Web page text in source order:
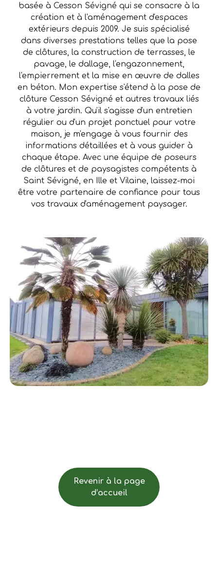
basée à Cesson Sévigné qui se consacre à la
création et à l'aménagement d'espaces
extérieurs depuis 2009. Je suis spécialisé
dans diverses prestations telles que la pose
de clôtures, la construction de terrasses, le
pavage, le dallage, l'engazonnement,
l'empierrement et la mise en œuvre de dalles
en béton. Mon expertise s'étend à la pose de
clôture Cesson Sévigné et autres travaux liés
à votre jardin. Qu'il s'agisse d'un entretien
régulier ou d'un projet ponctuel pour votre
maison, je m'engage à vous fournir des
informations détaillées et à vous guider à
chaque étape. Avec une équipe de poseurs
de clôtures et de paysagistes compétents à
Saint Sévigné, en Ille et Vilaine, laissez-moi
être votre partenaire de confiance pour tous
vos travaux d'aménagement paysager.
Revenir à la page
d’accueil